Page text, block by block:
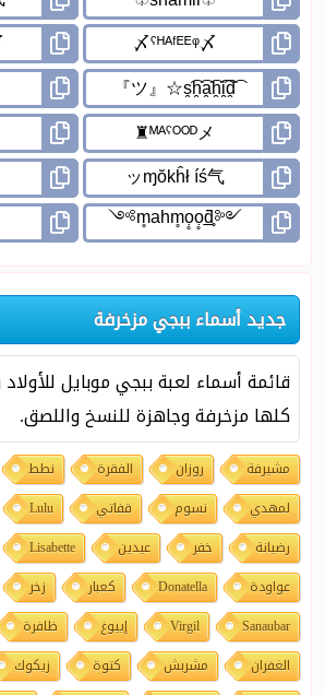
جديد أسماء ببجي مزخرفة
قائمة أسماء لعبة ببجي موبايل
كلها مزخرفة وجاهزة للنسخ واللصق.
مشيرفة روزان الفقرة نطط
لمهدي
نسوم قفاتي Lulu
رضيانة
خفر عيدين Lisabette
عواودة
Donatella كعبار زخر
Sanaubar
Virgil إييوغ ظافرة
الغفران
مشربش كتوة زيكوك